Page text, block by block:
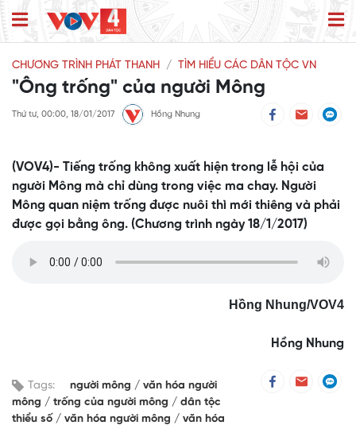
CHƯƠNG TRÌNH PHÁT THANH TÌM HIỂU CÁC DÂN TỘC VN
"Ông trống" của người Mông
Thứ tư, 00:00, 18/01/2017 Hồng Nhung
(VOV4)- Tiếng trống không xuất hiện trong lễ hội của
người Mông mà chỉ dùng trong việc ma chay. Người
Mông quan niệm trống được nuôi thì mới thiêng và phải
được gọi bằng ông. (Chương trình ngày 18/1/2017)
Hồng Nhung/VOV4
Hồng Nhung
Tags: người mông
văn hóa người
mông
trống của người mông
dân tộc
thiểu số
văn hóa người mông
văn hóa